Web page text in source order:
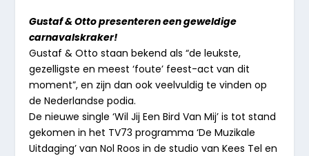
Gustaf & Otto presenteren een geweldige
carnavalskraker!
Gustaf & Otto staan bekend als “de leukste,
gezelligste en meest ‘foute’ feest-act van dit
moment”, en zijn dan ook veelvuldig te vinden op
de Nederlandse podia.
De nieuwe single ‘Wil Jij Een Bird Van Mij’ is tot stand
gekomen in het TV73 programma ‘De Muzikale
Uitdaging’ van Nol Roos in de studio van Kees Tel en